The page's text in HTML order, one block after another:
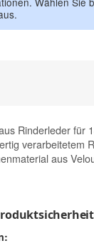
Rinderleder für
verarbeitetem
aus